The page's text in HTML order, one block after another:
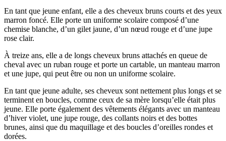
En tant que jeune enfant, elle a des cheveux bruns courts et des yeux
marron foncé. Elle porte un uniforme scolaire composé d’une
chemise blanche, d’un gilet jaune, d’un nœud rouge et d’une jupe
rose clair.
À treize ans, elle a de longs cheveux bruns attachés en queue de
cheval avec un ruban rouge et porte un cartable, un manteau marron
et une jupe, qui peut être ou non un uniforme scolaire.
En tant que jeune adulte, ses cheveux sont nettement plus longs et se
terminent en boucles, comme ceux de sa mère lorsqu’elle était plus
jeune. Elle porte également des vêtements élégants avec un manteau
d’hiver violet, une jupe rouge, des collants noirs et des bottes
brunes, ainsi que du maquillage et des boucles d’oreilles rondes et
dorées.